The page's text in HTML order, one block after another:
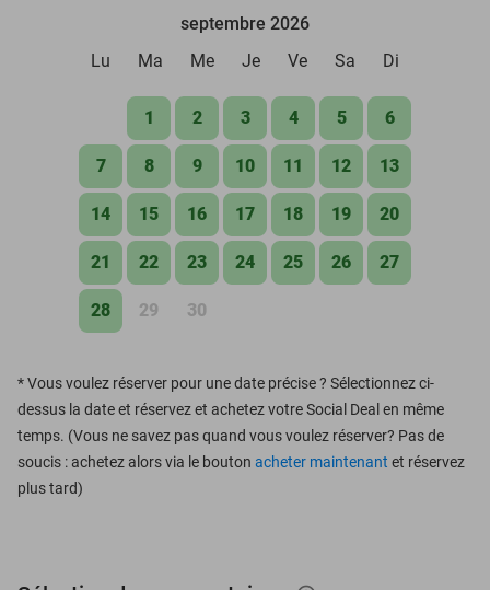
septembre 2026
Lu
Ma Me Je Ve Sa Di
1 2 3 4 5 6
7 8 9 10 11 12 13
14 15 16 17 18 19 20
21 22 23 24 25 26 27
28 29 30
*Vous voulez réserver pour une date précise ? Sélectionnez ci-
dessus la date et réservez et achetez votre Social Deal en même
temps. (Vous ne savez pas quand vous voulez réserver? Pas de
soucis : achetez alors via le bouton acheter maintenant et réservez
plus tard)